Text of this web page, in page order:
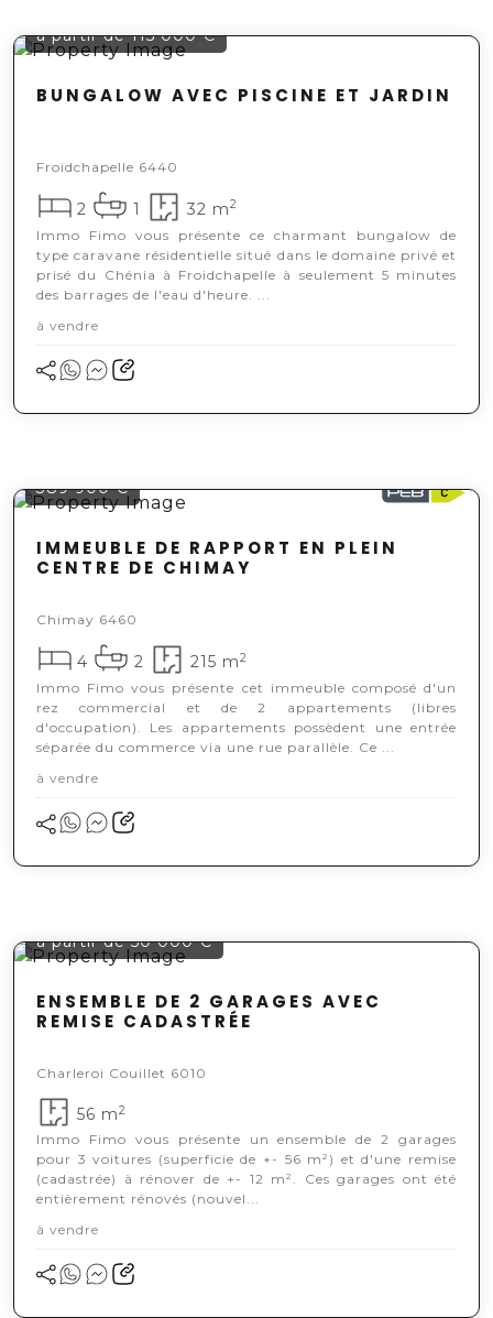
à partir de 115 000 €
BUNGALOW AVEC PISCINE ET JARDIN
Froidchapelle 6440
2 1 32 m2
Immo Fimo vous présente ce charmant bungalow de
type caravane résidentielle situé dans le domaine privé et
prisé du Chénia à Froidchapelle à seulement 5 minutes
des barrages de l'eau d'heure. ...
à vendre
389 900 €
IMMEUBLE DE RAPPORT EN PLEIN
CENTRE DE CHIMAY
Chimay 6460
4 2 215 m2
Immo Fimo vous présente cet immeuble composé d'un
rez commercial et de 2 appartements (libres
d'occupation). Les appartements possèdent une entrée
séparée du commerce via une rue parallèle. Ce ...
à vendre
à partir de 50 000 €
ENSEMBLE DE 2 GARAGES AVEC
REMISE CADASTRÉE
Charleroi Couillet 6010
56 m2
Immo Fimo vous présente un ensemble de 2 garages
pour 3 voitures (superficie de +- 56 m²) et d'une remise
(cadastrée) à rénover de +- 12 m². Ces garages ont été
entièrement rénovés (nouvel...
à vendre